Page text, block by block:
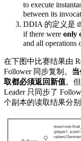
to execute
between its
DDIA 的定义是
if there were only
and all operations
在下图中比赛结果由
Follower 同步复制。
取都必须返回新值。
Leader 只同步了
个副本的读取结果分